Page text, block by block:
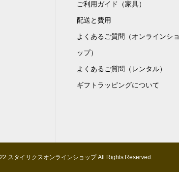
ご利用ガイド（家具）
配送と費用
よくあるご質問（オンラインショ
ップ）
よくあるご質問（レンタル）
ギフトラッピングについて
スタイリクスオンラインショップ All Rights Reserved.